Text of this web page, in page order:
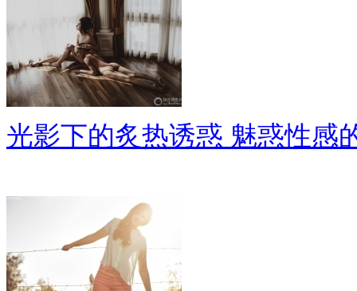
光影下的炙热诱惑 魅惑性感